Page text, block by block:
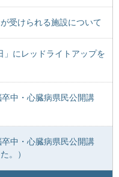
受けられる施設について
にレッドライトアップを
中・心臓病県民公開講
中・心臓病県民公開講
。）